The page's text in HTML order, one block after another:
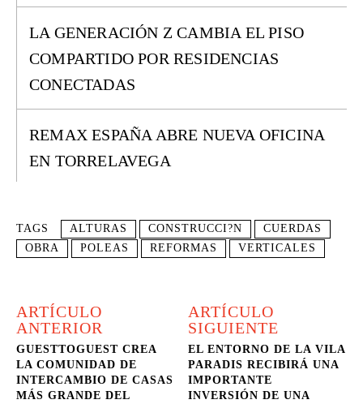
LA GENERACIÓN Z CAMBIA EL PISO
COMPARTIDO POR RESIDENCIAS
CONECTADAS
REMAX ESPAÑA ABRE NUEVA OFICINA
EN TORRELAVEGA
TAGS ALTURAS CONSTRUCCI?N
CUERDAS
OBRA
POLEAS REFORMAS VERTICALES
ARTÍCULO
ANTERIOR
GUESTTOGUEST CREA
LA COMUNIDAD DE
INTERCAMBIO DE CASAS
MÁS GRANDE DEL
ARTÍCULO
SIGUIENTE
EL ENTORNO DE LA VILA
PARADIS RECIBIRÁ UNA
IMPORTANTE
INVERSIÓN DE UNA